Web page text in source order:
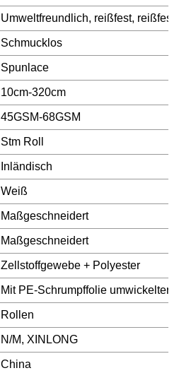
Umweltfreundlich, reißfest, reißfest
Schmucklos
Spunlace
10cm-320cm
45GSM-68GSM
Stm Roll
Inländisch
Weiß
Maßgeschneidert
Maßgeschneidert
Zellstoffgewebe + Polyester
Mit PE-Schrumpffolie umwickelter
Rollen
N/M, XINLONG
China